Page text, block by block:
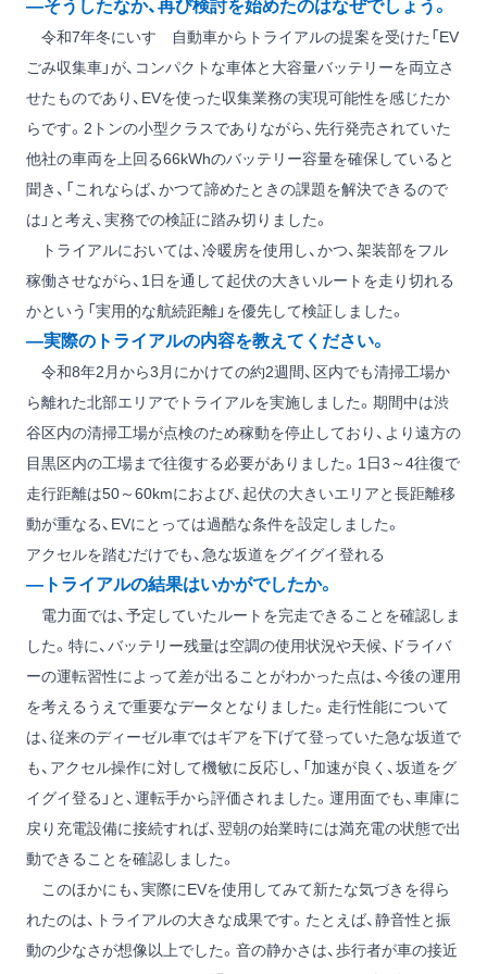
―そうしたなか、再び検討を始めたのはなぜでしょう。
令和7年冬にいすゞ自動車からトライアルの提案を受けた「EV
ごみ収集車」が、コンパクトな車体と大容量バッテリーを両立さ
せたものであり、EVを使った収集業務の実現可能性を感じたか
らです。2トンの小型クラスでありながら、先行発売されていた
他社の車両を上回る66kWhのバッテリー容量を確保していると
聞き、「これならば、かつて諦めたときの課題を解決できるので
は」と考え、実務での検証に踏み切りました。
トライアルにおいては、冷暖房を使用し、かつ、架装部をフル
稼働させながら、1日を通して起伏の大きいルートを走り切れる
かという「実用的な航続距離」を優先して検証しました。
―実際のトライアルの内容を教えてください。
令和8年2月から3月にかけての約2週間、区内でも清掃工場か
ら離れた北部エリアでトライアルを実施しました。期間中は渋
谷区内の清掃工場が点検のため稼動を停止しており、より遠方の
目黒区内の工場まで往復する必要がありました。1日3～4往復で
走行距離は50～60kmにおよび、起伏の大きいエリアと長距離移
動が重なる、EVにとっては過酷な条件を設定しました。
アクセルを踏むだけでも、急な坂道をグイグイ登れる
―トライアルの結果はいかがでしたか。
電力面では、予定していたルートを完走できることを確認しま
した。特に、バッテリー残量は空調の使用状況や天候、ドライバ
ーの運転習性によって差が出ることがわかった点は、今後の運用
を考えるうえで重要なデータとなりました。走行性能について
は、従来のディーゼル車ではギアを下げて登っていた急な坂道で
も、アクセル操作に対して機敏に反応し、「加速が良く、坂道をグ
イグイ登る」と、運転手から評価されました。運用面でも、車庫に
戻り充電設備に接続すれば、翌朝の始業時には満充電の状態で出
動できることを確認しました。
このほかにも、実際にEVを使用してみて新たな気づきを得ら
れたのは、トライアルの大きな成果です。たとえば、静音性と振
動の少なさが想像以上でした。音の静かさは、歩行者が車の接近